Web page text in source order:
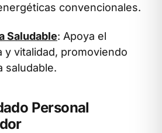
convencionales.
Saludable: Apoya el
y vitalidad, promoviendo
saludable.
Personal